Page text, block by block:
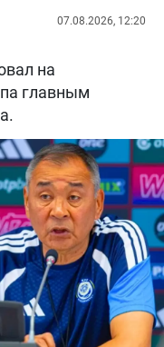
07.08.2026, 12:20
на
главным